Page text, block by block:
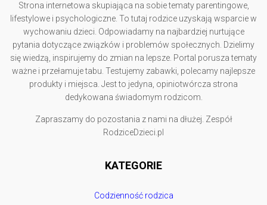
Strona internetowa skupiająca na sobie tematy parentingowe,
lifestylowe i psychologiczne. To tutaj rodzice uzyskają wsparcie w
wychowaniu dzieci. Odpowiadamy na najbardziej nurtujące
pytania dotyczące związków i problemów społecznych. Dzielimy
się wiedzą, inspirujemy do zmian na lepsze. Portal porusza tematy
ważne i przełamuje tabu. Testujemy zabawki, polecamy najlepsze
produkty i miejsca. Jest to jedyna, opiniotwórcza strona
dedykowana świadomym rodzicom.
Zapraszamy do pozostania z nami na dłużej. Zespół
RodziceDzieci.pl
KATEGORIE
Codzienność rodzica